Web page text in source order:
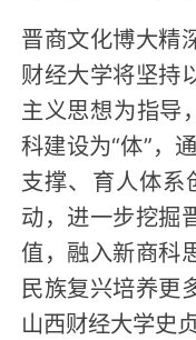
晋商文化博大精
财经大学将坚持
主义思想为指导
科建设为“体”，
支撑、育人体系
动，进一步挖掘
值，融入新商科
民族复兴培养更
山西财经大学史